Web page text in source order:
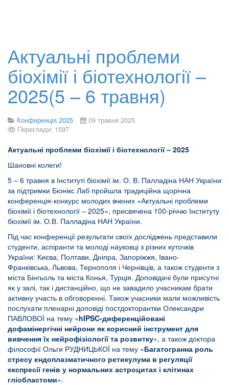
Актуальні проблеми
біохімії і біотехнології –
2025(5 – 6 травня)
Конференція 2025
09 травня 2025
Перегляди: 1597
Актуальні проблеми біохімії і біотехнології – 2025
Шановні колеги!
5 – 6 травня в Інституті біохімії ім. О. В. Палладіна НАН України
за підтримки Біонікс Лаб пройшла традиційна щорічна
конференція-конкурс молодих вчених «Актуальні проблеми
біохімії і біотехнології – 2025», присвячена 100-річчю Інституту
біохімії ім. О.В. Палладіна НАН України.
Під час конференції результати своїх досліджень представили
студенти, аспіранти та молоді науковці з різних куточків
України: Києва, Полтави, Дніпра, Запоріжжя, Івано-
Франківська, Львова, Тернополя і Чернівців, а також студенти з
міста Бінгьоль та міста Конья, Турція. Доповідачі були присутні
як у залі, так і дистанційно, що не завадило учасникам брати
активну участь в обговоренні. Також учасники мали можливість
послухати пленарні доповіді постдокторантки Олександри
ПАВЛОВОЇ на тему «hIPSC-диференційовані
дофамінергічні нейрони як корисний інструмент для
вивчення їх нейрофізіології та розвитку», а також доктора
філософії Ольги РУДНИЦЬКОЇ на тему «Багатогранна роль
стресу ендоплазматичного ретикулума в регуляції
експресії генів у нормальних астроцитах і клітинах
гліобластоми».